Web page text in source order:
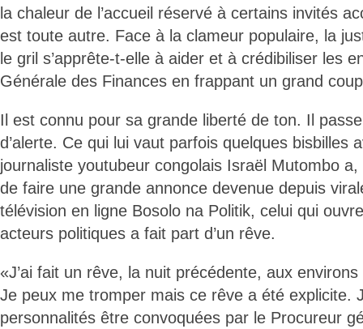
la chaleur de l’accueil réservé à certains invités
est toute autre. Face à la clameur populaire, la
le gril s’apprête-t-elle à aider et à crédibiliser les
Générale des Finances en frappant un grand
Il est connu pour sa grande liberté de ton. Il
d’alerte. Ce qui lui vaut parfois quelques bisbilles
journaliste youtubeur congolais Israël Mutombo
de faire une grande annonce devenue depuis
télévision en ligne Bosolo na Politik, celui qui
acteurs politiques a fait part d’un rêve.
«J’ai fait un rêve, la nuit précédente, aux
Je peux me tromper mais ce rêve a été explicite.
personnalités être convoquées par le Procureur